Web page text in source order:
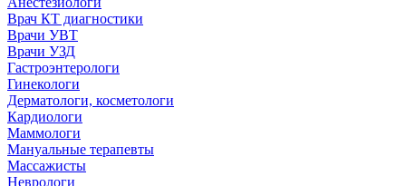
Врач КТ диагностики
Врачи УВТ
Врачи УЗД
Гастроэнтерологи
Гинекологи
Дерматологи, косметологи
Кардиологи
Маммологи
Мануальные терапевты
Массажисты
Неврологи